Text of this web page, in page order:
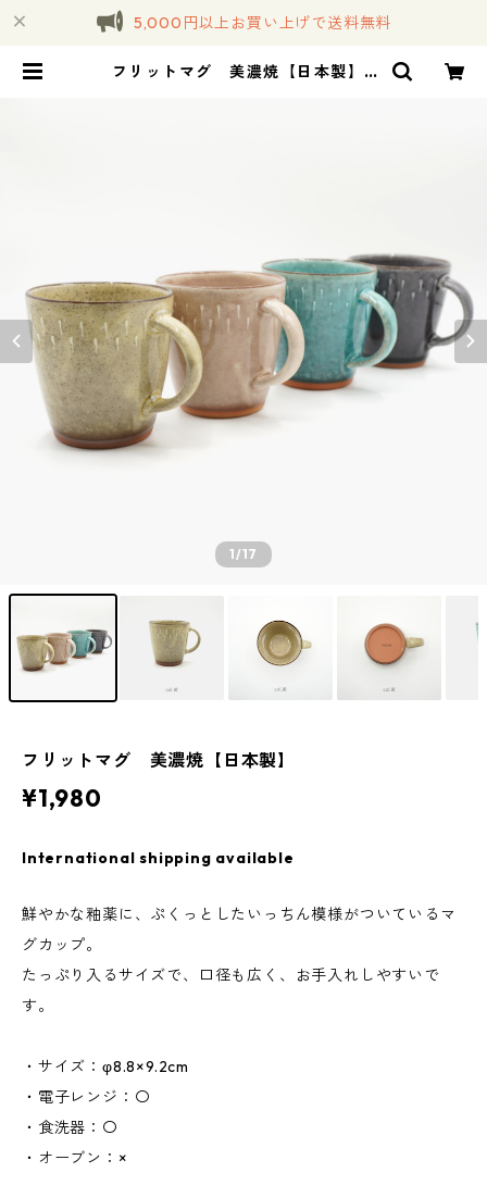
5,000円以上お買い上げで送料無料
フリットマグ 美濃焼【日本製】 |
1/17
フリットマグ 美濃焼【日本製】
¥1,980
International shipping available
鮮やかな釉薬に、ぷくっとしたいっちん模様がついているマ
グカップ。
たっぷり入るサイズで、口径も広く、お手入れしやすいで
す。
・サイズ：φ8.8×9.2cm
・電子レンジ：〇
・食洗器：〇
・オーブン：×